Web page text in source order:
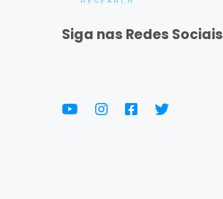
Siga nas Redes Sociais